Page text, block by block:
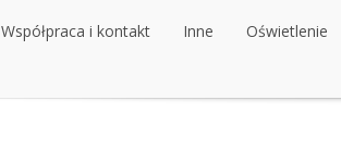
Współpraca i kontakt Inne Oświetlenie